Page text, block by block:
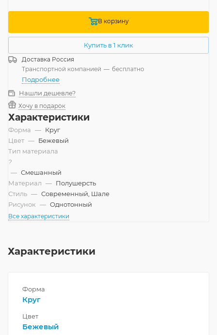
В корзину
Купить в 1 клик
Доставка Россия
Транспортной компанией — бесплатно
Подробнее
Нашли дешевле?
Хочу в подарок
Характеристики
Форма — Круг
Цвет — Бежевый
Тип материала
?
— Смешанный
Материал — Полушерсть
Стиль — Современный, Шале
Рисунок — Однотонный
Все характеристики
Характеристики
Форма
Круг
Цвет
Бежевый